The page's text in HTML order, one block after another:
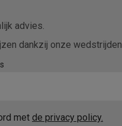
advies.
dankzij onze wedstrijden.
met de privacy policy.